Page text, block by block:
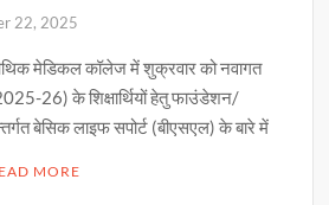
22, 2025
मेडिकल कॉलेज में शुक्रवार को नवागत
26) के शिक्षार्थियों हेतु फाउंडेशन/
बेसिक लाइफ सपोर्ट (बीएसएल) के बारे में
MORE